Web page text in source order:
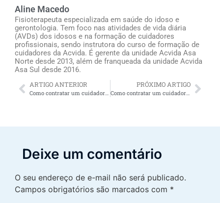
Aline Macedo
Fisioterapeuta especializada em saúde do idoso e
gerontologia. Tem foco nas atividades de vida diária
(AVDs) dos idosos e na formação de cuidadores
profissionais, sendo instrutora do curso de formação de
cuidadores da Acvida. É gerente da unidade Acvida Asa
Norte desde 2013, além de franqueada da unidade Acvida
Asa Sul desde 2016.
ARTIGO ANTERIOR
Como contratar um cuidador de idosos de segunda a sexta?
PRÓXIMO ARTIGO
Como contratar um cuidador de idosos fim de semana?
Deixe um comentário
O seu endereço de e-mail não será publicado.
Campos obrigatórios são marcados com *